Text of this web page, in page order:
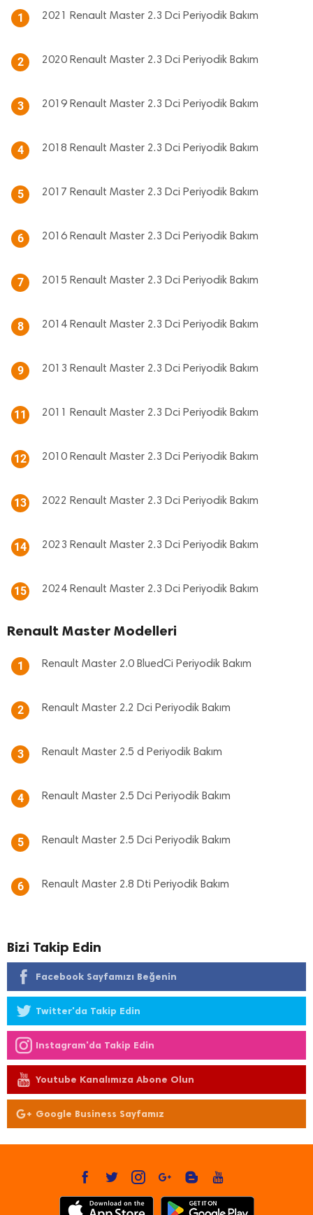
1 2021 Renault Master 2.3 Dci Periyodik Bakım
2 2020 Renault Master 2.3 Dci Periyodik Bakım
3 2019 Renault Master 2.3 Dci Periyodik Bakım
4 2018 Renault Master 2.3 Dci Periyodik Bakım
5 2017 Renault Master 2.3 Dci Periyodik Bakım
6 2016 Renault Master 2.3 Dci Periyodik Bakım
7 2015 Renault Master 2.3 Dci Periyodik Bakım
8 2014 Renault Master 2.3 Dci Periyodik Bakım
9 2013 Renault Master 2.3 Dci Periyodik Bakım
11 2011 Renault Master 2.3 Dci Periyodik Bakım
12 2010 Renault Master 2.3 Dci Periyodik Bakım
13 2022 Renault Master 2.3 Dci Periyodik Bakım
14 2023 Renault Master 2.3 Dci Periyodik Bakım
15 2024 Renault Master 2.3 Dci Periyodik Bakım
Renault Master Modelleri
1 Renault Master 2.0 BluedCi Periyodik Bakım
2 Renault Master 2.2 Dci Periyodik Bakım
3 Renault Master 2.5 d Periyodik Bakım
4 Renault Master 2.5 Dci Periyodik Bakım
5 Renault Master 2.5 Dci Periyodik Bakım
6 Renault Master 2.8 Dti Periyodik Bakım
Bizi Takip Edin
Facebook Sayfamızı Beğenin
Twitter'da Takip Edin
Instagram'da Takip Edin
Youtube Kanalımıza Abone Olun
Google Business Sayfamız